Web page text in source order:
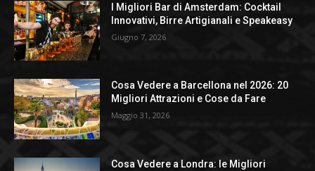
I Migliori Bar di Amsterdam: Cocktail
Innovativi, Birre Artigianali e Speakeasy
Giugno 7, 2026
Cosa Vedere a Barcellona nel 2026: 20
Migliori Attrazioni e Cose da Fare
Maggio 31, 2026
Cosa Vedere a Londra: le Migliori